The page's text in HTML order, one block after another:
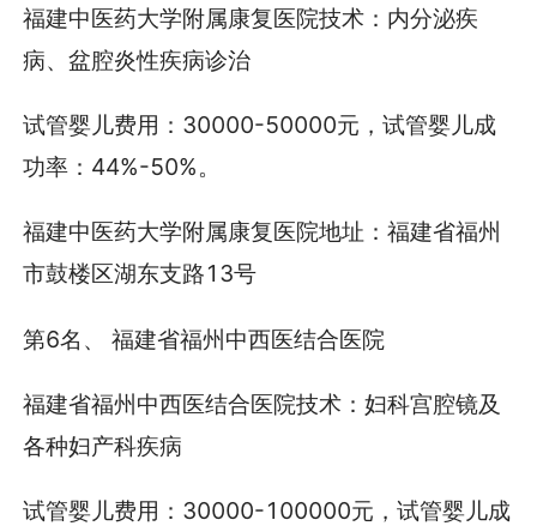
福建中医药大学附属康复医院技术：内分泌疾
病、盆腔炎性疾病诊治
试管婴儿费用：30000-50000元，试管婴儿成
功率：44%-50%。
福建中医药大学附属康复医院地址：福建省福州
市鼓楼区湖东支路13号
第6名、 福建省福州中西医结合医院
福建省福州中西医结合医院技术：妇科宫腔镜及
各种妇产科疾病
试管婴儿费用：30000-100000元，试管婴儿成